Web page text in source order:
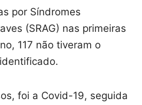
por Síndromes
(SRAG) nas primeiras
117 não tiveram o
foi a Covid-19, seguida